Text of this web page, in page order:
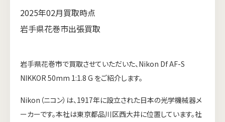
2025年02月買取時点
岩手県花巻市出張買取
岩手県花巻市で買取させていただいた、Nikon Df AF-S
NIKKOR 50mm 1:1.8 G をご紹介します。
Nikon（ニコン）は、1917年に設立された日本の光学機械器メ
ーカーです。本社は東京都品川区西大井に位置しています。社